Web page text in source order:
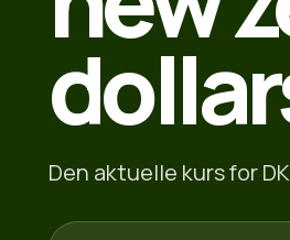
Den aktuelle kurs for